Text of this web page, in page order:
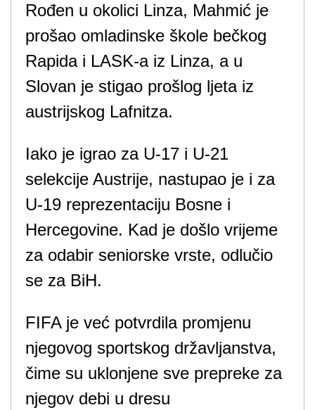
Rođen u okolici Linza, Mahmić je
prošao omladinske škole bečkog
Rapida i LASK-a iz Linza, a u
Slovan je stigao prošlog ljeta iz
austrijskog Lafnitza.
Iako je igrao za U-17 i U-21
selekcije Austrije, nastupao je i za
U-19 reprezentaciju Bosne i
Hercegovine. Kad je došlo vrijeme
za odabir seniorske vrste, odlučio
se za BiH.
FIFA je već potvrdila promjenu
njegovog sportskog državljanstva,
čime su uklonjene sve prepreke za
njegov debi u dresu